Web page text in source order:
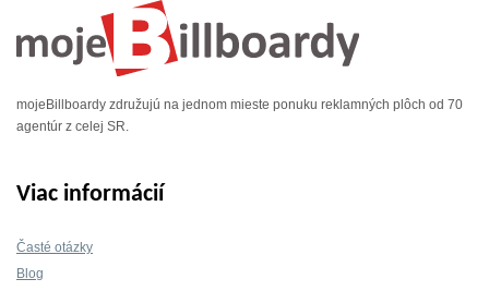
mojeBillboardy združujú na jednom mieste ponuku reklamných plôch od 70
agentúr z celej SR.
Viac informácií
Časté otázky
Blog